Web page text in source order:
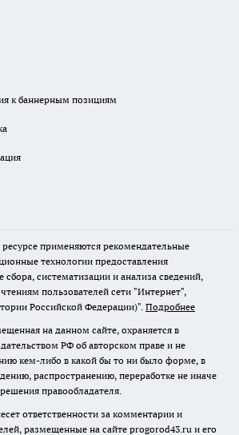
к баннерным позициям
применяются рекомендательные
технологии предоставления
систематизации и анализа сведений,
пользователей сети "Интернет",
Российской Федерации)". Подробнее
на данном сайте, охраняется в
РФ об авторском праве и не
кем-либо в какой бы то ни было форме, в
распространению, переработке не иначе
правообладателя.
ответственности за комментарии и
размещенные на сайте progorod43.ru и его